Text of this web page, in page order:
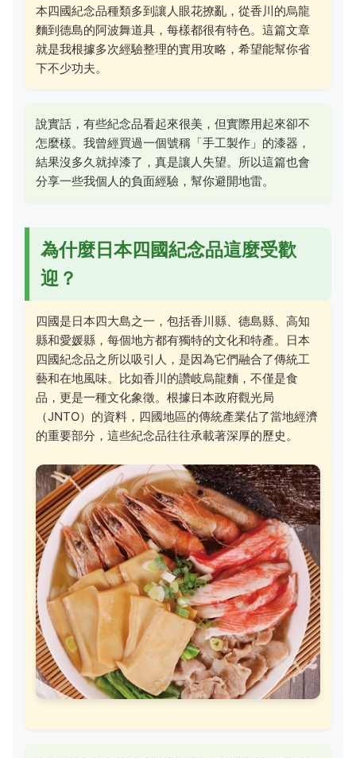
本四國紀念品種類多到讓人眼花撩亂，從香川的烏龍
麵到德島的阿波舞道具，每樣都很有特色。這篇文章
就是我根據多次經驗整理的實用攻略，希望能幫你省
下不少功夫。
說實話，有些紀念品看起來很美，但實際用起來卻不
怎麼樣。我曾經買過一個號稱「手工製作」的漆器，
結果沒多久就掉漆了，真是讓人失望。所以這篇也會
分享一些我個人的負面經驗，幫你避開地雷。
為什麼日本四國紀念品這麼受歡
迎？
四國是日本四大島之一，包括香川縣、德島縣、高知
縣和愛媛縣，每個地方都有獨特的文化和特產。日本
四國紀念品之所以吸引人，是因為它們融合了傳統工
藝和在地風味。比如香川的讚岐烏龍麵，不僅是食
品，更是一種文化象徵。根據日本政府觀光局
（JNTO）的資料，四國地區的傳統產業佔了當地經濟
的重要部分，這些紀念品往往承載著深厚的歷史。